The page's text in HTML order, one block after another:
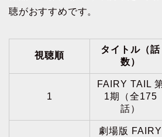
聴がおすすめです。
視聴順
タイトル（話
数）
1
FAIRY TAIL
1期（全175
話）
劇場版 FAIRY